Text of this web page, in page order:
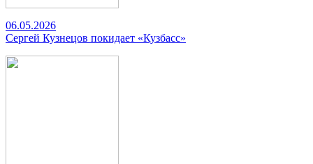
06.05.2026
Сергей Кузнецов покидает «Кузбасс»